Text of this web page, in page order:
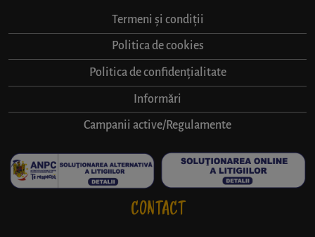
Termeni și condiții
Politica de cookies
Politica de confidențialitate
Informări
Campanii active/Regulamente
CONTACT